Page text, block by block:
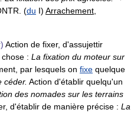
(du I) Arrachement
Action de fixer, d'assujettir
: La fixation du moteur sur
par lesquels on fixe quelque
céder. Action d'établir quelqu'un
des nomades sur les terrains
d'établir de manière précise : La